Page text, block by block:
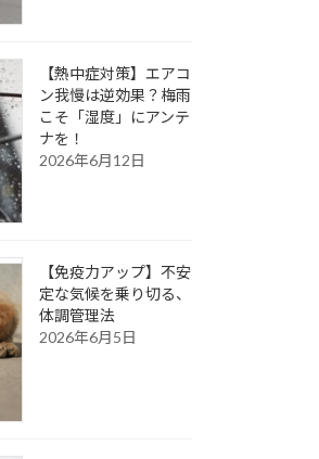
【熱中症対策】エアコ
ン我慢は逆効果？梅雨
こそ「湿度」にアンテ
ナを！
2026年6月12日
【免疫力アップ】不安
定な気候を乗り切る、
体調管理法
2026年6月5日